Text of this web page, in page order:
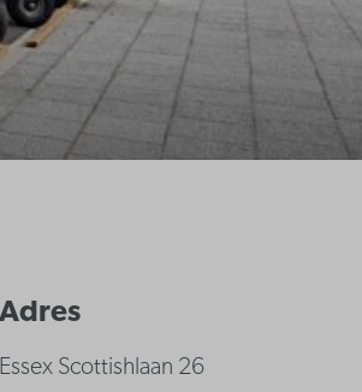
Adres
Essex Scottishlaan 26